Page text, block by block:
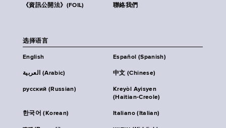
《資訊公開法》(FOIL) 聯絡我們
选择语言
English Español (Spanish)
العربية (Arabic) 中文 (Chinese)
русский (Russian)
Kreyòl Ayisyen
(Haitian-Creole)
한국어 (Korean) Italiano (Italian)